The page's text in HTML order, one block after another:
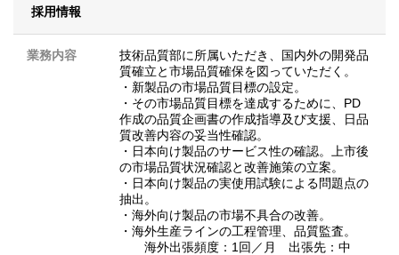
採用情報
業務内容
技術品質部に所属いただき、国内外の開発品
質確立と市場品質確保を図っていただく。
・新製品の市場品質目標の設定。
・その市場品質目標を達成するために、PD
作成の品質企画書の作成指導及び支援、日品
質改善内容の妥当性確認。
・日本向け製品のサービス性の確認。上市後
の市場品質状況確認と改善施策の立案。
・日本向け製品の実使用試験による問題点の
抽出。
・海外向け製品の市場不具合の改善。
・海外生産ラインの工程管理、品質監査。
海外出張頻度：1回／月 出張先：中